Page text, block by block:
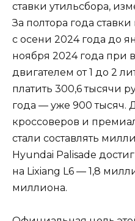
ставки утильсбора,
За полтора года
с осени 2024 года до
ноября 2024 года при
двигателем от 1 до 2
платить 300,6 тысячи
года — уже 900 тысяч.
кроссоверов и
стали составлять
Hyundai Palisade
на Lixiang L6 — 1,8
миллиона.